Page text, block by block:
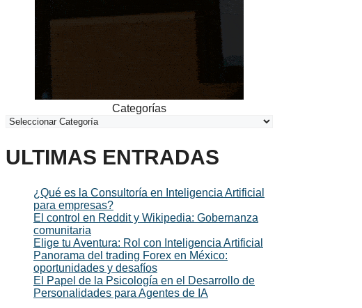
Categorías
ULTIMAS ENTRADAS
¿Qué es la Consultoría en Inteligencia Artificial
para empresas?
El control en Reddit y Wikipedia: Gobernanza
comunitaria
Elige tu Aventura: Rol con Inteligencia Artificial
Panorama del trading Forex en México:
oportunidades y desafíos
El Papel de la Psicología en el Desarrollo de
Personalidades para Agentes de IA